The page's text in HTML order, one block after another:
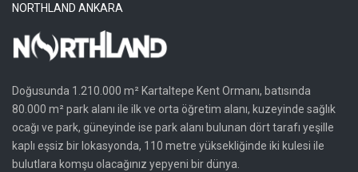
NORTHLAND ANKARA
Doğusunda 1.210.000 m² Kartaltepe Kent Ormanı, batısında
80.000 m² park alanı ile ilk ve orta öğretim alanı, kuzeyinde sağlık
ocağı ve park, güneyinde ise park alanı bulunan dört tarafı yeşille
kaplı eşsiz bir lokasyonda, 110 metre yüksekliğinde iki kulesi ile
bulutlara komşu olacağınız yepyeni bir dünya.